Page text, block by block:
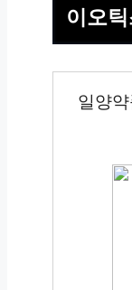
이오
일양